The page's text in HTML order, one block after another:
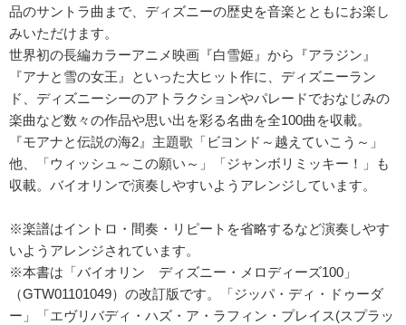
品のサントラ曲まで、ディズニーの歴史を音楽とともにお楽し
みいただけます。
世界初の長編カラーアニメ映画『白雪姫』から『アラジン』
『アナと雪の女王』といった大ヒット作に、ディズニーラン
ド、ディズニーシーのアトラクションやパレードでおなじみの
楽曲など数々の作品や思い出を彩る名曲を全100曲を収載。
『モアナと伝説の海2』主題歌「ビヨンド～越えていこう～」
他、「ウィッシュ～この願い～」「ジャンボリミッキー！」も
収載。バイオリンで演奏しやすいようアレンジしています。
※楽譜はイントロ・間奏・リピートを省略するなど演奏しやす
いようアレンジされています。
※本書は「バイオリン ディズニー・メロディーズ100」
（GTW01101049）の改訂版です。「ジッパ・ディ・ドゥーダ
ー」「エヴリバディ・ハズ・ア・ラフィン・プレイス(スプラッ